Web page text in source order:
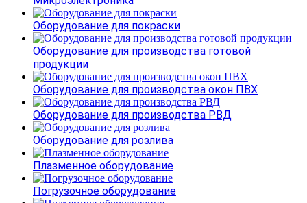
Оборудование для покраски
Оборудование для производства готовой
продукции
Оборудование для производства окон ПВХ
Оборудование для производства РВД
Оборудование для розлива
Плазменное оборудование
Погрузочное оборудование